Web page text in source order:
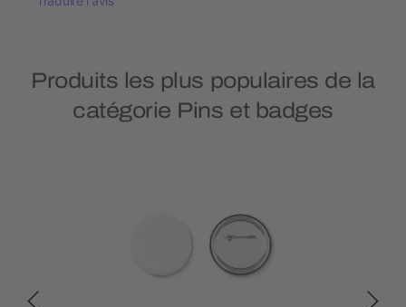
Produits les plus populaires de la
catégorie Pins et badges